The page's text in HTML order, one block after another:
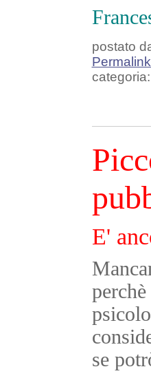
postato
categoria:
E'
se